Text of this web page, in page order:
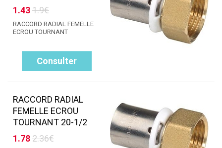
1.431.9€
RACCORD RADIAL FEMELLE
ECROU TOURNANT
Consulter
RACCORD RADIAL
FEMELLE ECROU
TOURNANT 20-1/2
1.782.36€